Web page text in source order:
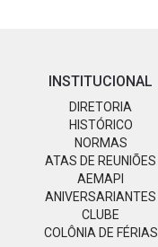
INSTITUCIONAL
DIRETORIA
HISTÓRICO
NORMAS
ATAS DE REUNIÕES
AEMAPI
ANIVERSARIANTES
CLUBE
COLÔNIA DE FÉRIAS